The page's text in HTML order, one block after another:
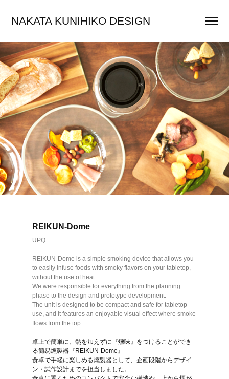
NAKATA KUNIHIKO DESIGN
REIKUN-Dome
UPQ
REIKUN-Dome is a simple smoking device that allows you
to easily infuse foods with smoky flavors on your tabletop,
without the use of heat.
We were responsible for everything from the planning
phase to the design and prototype development.
The unit is designed to be compact and safe for tabletop
use, and it features an enjoyable visual effect where smoke
flows from the top.
卓上で簡単に、熱を加えずに『燻味』をつけることができ
る簡易燻製器『REIKUN-Dome』
食卓で手軽に楽しめる燻製器として、企画段階からデザイ
ン・試作設計までを担当しました。